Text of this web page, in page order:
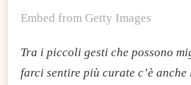
Embed from Getty Images
Tra i piccoli gesti che possono
farci sentire più curate c’è